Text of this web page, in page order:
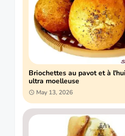
Briochettes au pavot et à
ultra moelleuse
May 13, 2026